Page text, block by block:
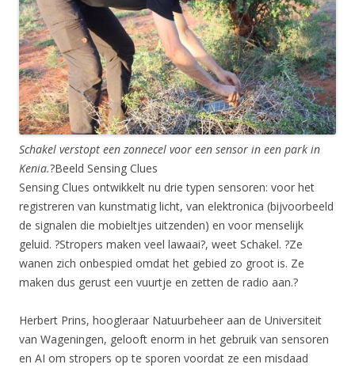
Schakel verstopt een zonnecel voor een sensor in een park in
Kenia.?Beeld Sensing Clues
Sensing Clues ontwikkelt nu drie typen sensoren: voor het
registreren van kunstmatig licht, van elektronica (bijvoorbeeld
de signalen die mobieltjes uitzenden) en voor menselijk
geluid. ?Stropers maken veel lawaai?, weet Schakel. ?Ze
wanen zich onbespied omdat het gebied zo groot is. Ze
maken dus gerust een vuurtje en zetten de radio aan.?
Herbert Prins, hoogleraar Natuurbeheer aan de Universiteit
van Wageningen, gelooft enorm in het gebruik van sensoren
en AI om stropers op te sporen voordat ze een misdaad